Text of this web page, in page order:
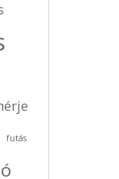
futás